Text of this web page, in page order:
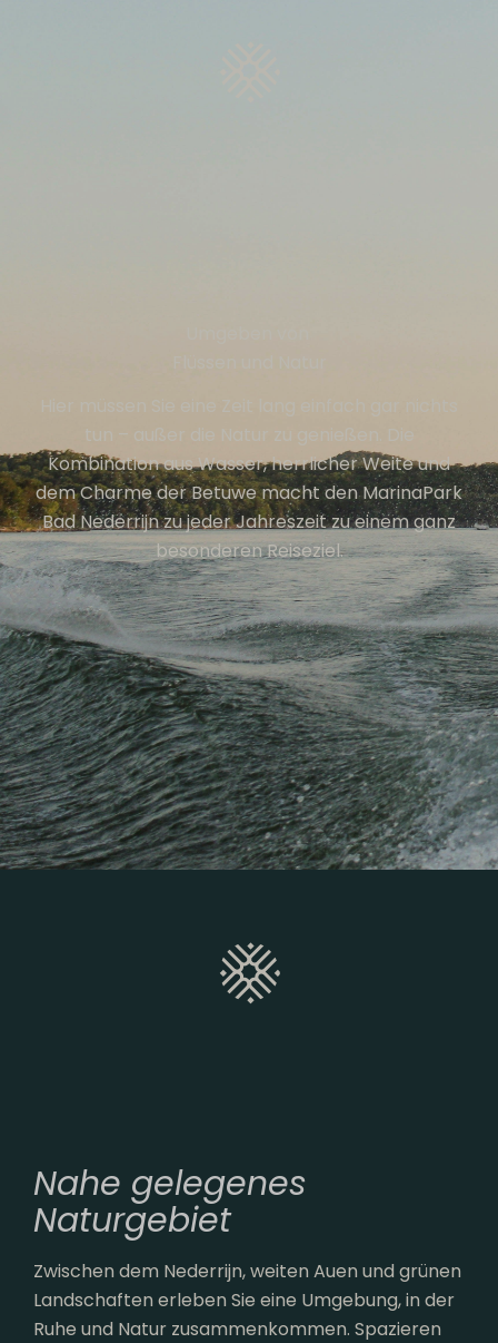
Hier müssen Sie eine Zeit lang einfach gar nichts
tun – außer die Natur zu genießen. Die
Kombination aus Wasser, herrlicher Weite und
dem Charme der Betuwe macht den MarinaPark
Bad Nederrijn zu jeder Jahreszeit zu einem ganz
besonderen Reiseziel.
Nahe gelegenes
Naturgebiet
Zwischen dem Nederrijn, weiten Auen und grünen
Landschaften erleben Sie eine Umgebung, in der
Ruhe und Natur zusammenkommen. Spazieren